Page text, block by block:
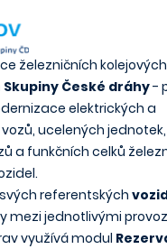
železničních kolejových
Skupiny České dráhy-
elektrických a
ucelených jednotek,
a funkčních celků
svých referentských
mezi jednotlivými
využívá modul